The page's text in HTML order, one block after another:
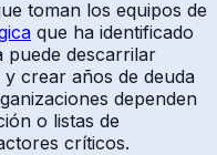
toman los equipos de
que ha identificado
puede descarrilar
crear años de deuda
dependen
o listas de
críticos.